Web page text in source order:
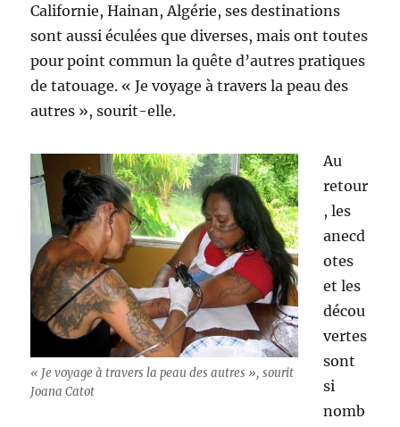
Californie, Hainan, Algérie, ses destinations
sont aussi éculées que diverses, mais ont toutes
pour point commun la quête d’autres pratiques
de tatouage. « Je voyage à travers la peau des
autres », sourit-elle.
« Je voyage à travers la peau des autres », sourit
Joana Catot
Au
retour
, les
anecd
otes
et les
décou
vertes
sont
si
nomb